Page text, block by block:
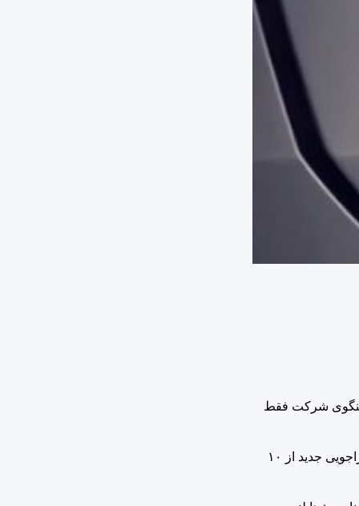
شرکت فقط
بعد، یه عکس دوم منتشر شد، این بار از داخل ماشین، همراه با یه بیانیه که زمان رو تأیید می‌کرد: “انرژی بزرگ. تطبیق‌پذیری بیشتر. یه ماجراجویی جدید از ۱۰